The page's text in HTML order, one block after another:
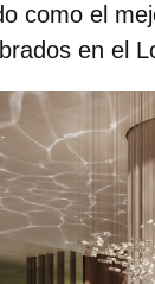
como el
en el